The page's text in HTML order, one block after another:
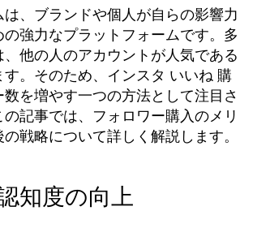
、ブランドや個人が自らの影響力
強力なプラットフォームです。多
、他の人のアカウントが人気である
。そのため、
インスタ いいね 購
を増やす一つの方法として注目さ
記事では、フォロワー購入のメリ
戦略について詳しく解説します。
知度の向上